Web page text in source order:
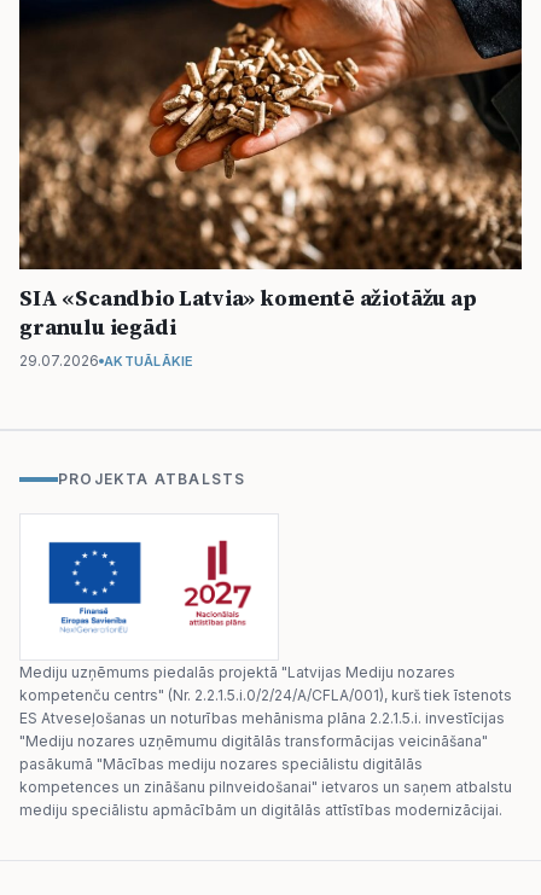
SIA «Scandbio Latvia» komentē ažiotāžu ap
granulu iegādi
29.07.2026 AKTUĀLĀKIE
PROJEKTA ATBALSTS
Mediju uzņēmums piedalās projektā "Latvijas Mediju nozares
kompetenču centrs" (Nr. 2.2.1.5.i.0/2/24/A/CFLA/001), kurš tiek īstenots
ES Atveseļošanas un noturības mehānisma plāna 2.2.1.5.i. investīcijas
"Mediju nozares uzņēmumu digitālās transformācijas veicināšana"
pasākumā "Mācības mediju nozares speciālistu digitālās
kompetences un zināšanu pilnveidošanai" ietvaros un saņem atbalstu
mediju speciālistu apmācībām un digitālās attīstības modernizācijai.